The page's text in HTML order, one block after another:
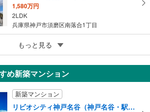
1,580万円
2LDK
兵庫県神戸市須磨区南落合1丁目
成約でもらえる
須磨一の谷グリーンハイツB棟
1,380万円
3LDK
もっと見る
め新築マンション
新築マンション
リビオシティ神戸名谷（神戸名谷・駅前複合開発PJ）